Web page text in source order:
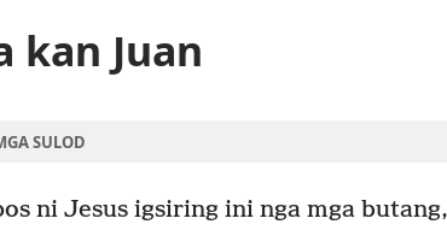
kan Juan
SULOD
ni Jesus igsiring ini nga mga